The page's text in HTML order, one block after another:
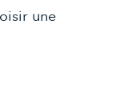
une